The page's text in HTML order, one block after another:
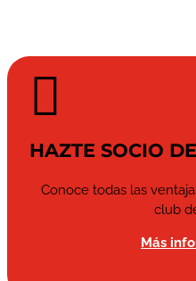

HAZTE SOCIO
Conoce todas las
club
Más